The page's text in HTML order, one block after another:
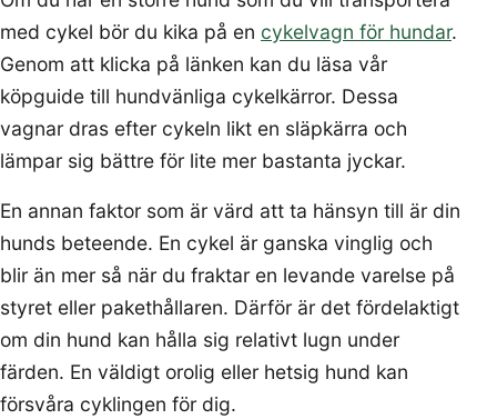
med cykel bör du kika på en cykelvagn för hundar.
Genom att klicka på länken kan du läsa vår
köpguide till hundvänliga cykelkärror. Dessa
vagnar dras efter cykeln likt en släpkärra och
lämpar sig bättre för lite mer bastanta jyckar.
En annan faktor som är värd att ta hänsyn till är din
hunds beteende. En cykel är ganska vinglig och
blir än mer så när du fraktar en levande varelse på
styret eller pakethållaren. Därför är det fördelaktigt
om din hund kan hålla sig relativt lugn under
färden. En väldigt orolig eller hetsig hund kan
försvåra cyklingen för dig.